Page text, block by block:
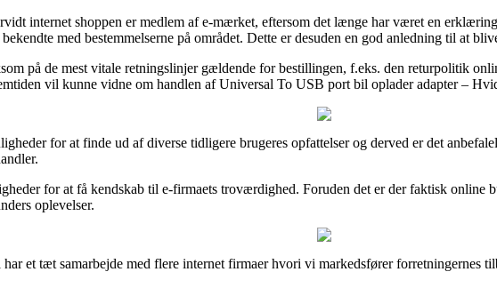
internet shoppen er medlem af e-mærket, eftersom det længe har været en
med bestemmelserne på området. Dette er desuden en god anledning til at
på de mest vitale retningslinjer gældende for bestillingen, f.eks. den returpolitik
vil kunne vidne om handlen af Universal To USB port bil oplader adapter –
for at finde ud af diverse tidligere brugeres opfattelser og derved er det
for at få kendskab til e-firmaets troværdighed. Foruden det er der faktisk
oplevelser.
et tæt samarbejde med flere internet firmaer hvori vi markedsfører forretningernes